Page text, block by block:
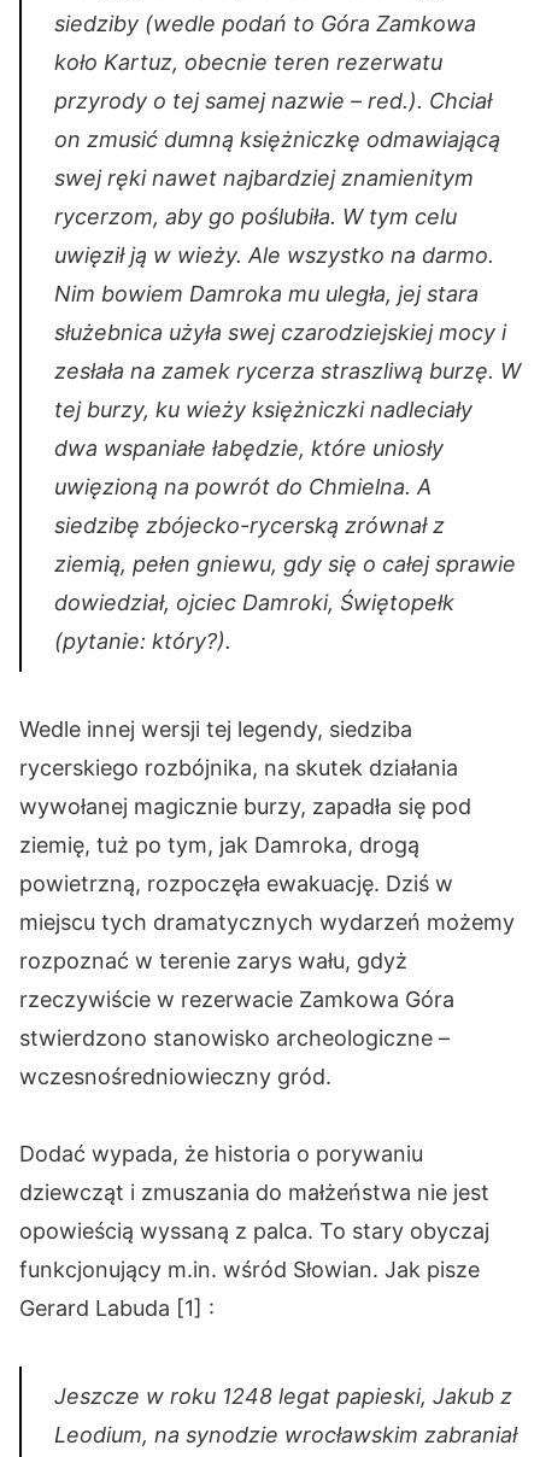
siedziby (wedle podań to Góra Zamkowa
koło Kartuz, obecnie teren rezerwatu
przyrody o tej samej nazwie – red.). Chciał
on zmusić dumną księżniczkę odmawiającą
swej ręki nawet najbardziej znamienitym
rycerzom, aby go poślubiła. W tym celu
uwięził ją w wieży. Ale wszystko na darmo.
Nim bowiem Damroka mu uległa, jej stara
służebnica użyła swej czarodziejskiej mocy i
zesłała na zamek rycerza straszliwą burzę. W
tej burzy, ku wieży księżniczki nadleciały
dwa wspaniałe łabędzie, które uniosły
uwięzioną na powrót do Chmielna. A
siedzibę zbójecko-rycerską zrównał z
ziemią, pełen gniewu, gdy się o całej sprawie
dowiedział, ojciec Damroki, Świętopełk
(pytanie: który?).
Wedle innej wersji tej legendy, siedziba
rycerskiego rozbójnika, na skutek działania
wywołanej magicznie burzy, zapadła się pod
ziemię, tuż po tym, jak Damroka, drogą
powietrzną, rozpoczęła ewakuację. Dziś w
miejscu tych dramatycznych wydarzeń możemy
rozpoznać w terenie zarys wału, gdyż
rzeczywiście w rezerwacie Zamkowa Góra
stwierdzono stanowisko archeologiczne –
wczesnośredniowieczny gród.
Dodać wypada, że historia o porywaniu
dziewcząt i zmuszania do małżeństwa nie jest
opowieścią wyssaną z palca. To stary obyczaj
funkcjonujący m.in. wśród Słowian. Jak pisze
Gerard Labuda [1] :
Jeszcze w roku 1248 legat papieski, Jakub z
Leodium, na synodzie wrocławskim zabraniał